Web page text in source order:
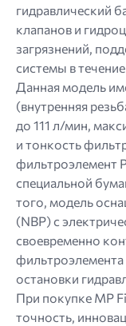
гидравлический
клапанов и
загрязнений,
системы в
Данная модель
(внутренняя
до 111 л/мин,
и тонкость
фильтроэлемент
специальной
того, модель
(NBP) с
своевременно
фильтроэлемента
остановки
При покупке MP
точность,